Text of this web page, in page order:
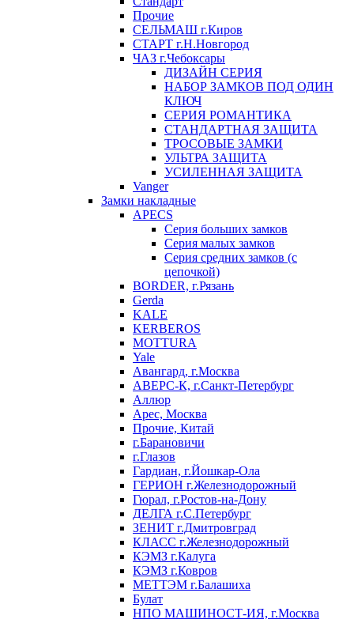
Прочие
СЕЛЬМАШ г.Киров
СТАРТ г.Н.Новгород
ЧАЗ г.Чебоксары
ДИЗАЙН СЕРИЯ
НАБОР ЗАМКОВ ПОД ОДИН
КЛЮЧ
СЕРИЯ РОМАНТИКА
СТАНДАРТНАЯ ЗАЩИТА
ТРОСОВЫЕ ЗАМКИ
УЛЬТРА ЗАЩИТА
УСИЛЕННАЯ ЗАЩИТА
Vanger
Замки накладные
APECS
Серия больших замков
Серия малых замков
Серия средних замков (с
цепочкой)
BORDER, г.Рязань
Gerda
KALE
KERBEROS
MOTTURA
Yale
Авангард, г.Москва
АВЕРС-К, г.Санкт-Петербург
Аллюр
Арес, Москва
Прочие, Китай
г.Барановичи
г.Глазов
Гардиан, г.Йошкар-Ола
ГЕРИОН г.Железнодорожный
Гюрал, г.Ростов-на-Дону
ДЕЛГА г.С.Петербург
ЗЕНИТ г.Дмитровград
КЛАСС г.Железнодорожный
КЭМЗ г.Калуга
КЭМЗ г.Ковров
МЕТТЭМ г.Балашиха
Булат
НПО МАШИНОСТ-ИЯ, г.Москва